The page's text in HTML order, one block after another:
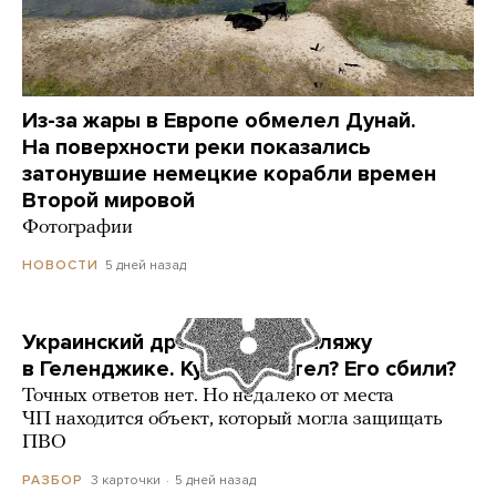
Из-за жары в Европе обмелел Дунай.
На поверхности реки показались
затонувшие немецкие корабли времен
Второй мировой
Фотографии
НОВОСТИ 5 дней назад
Украинский дрон попал по пляжу
в Геленджике. Куда он летел? Его сбили?
Точных ответов нет. Но недалеко от места
ЧП находится объект, который могла защищать
ПВО
РАЗБОР 3 карточки 5 дней назад